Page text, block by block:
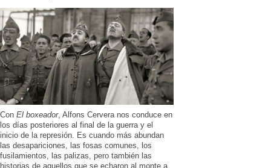
Con El boxeador, Alfons Cervera nos conduce en
los días posteriores al final de la guerra y el
inicio de la represión. Es cuando más abundan
las desapariciones, las fosas comunes, los
fusilamientos, las palizas, pero también las
historias de aquellos que se echaron al monte a